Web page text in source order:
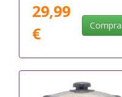
29,99
€